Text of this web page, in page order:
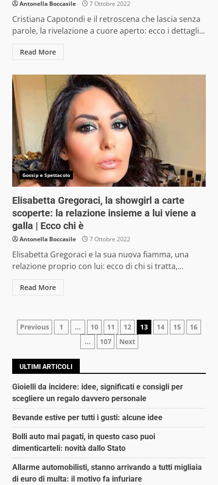
Antonella Boccasile 7 Ottobre 2022
Cristiana Capotondi e il retroscena che lascia senza
parole, la rivelazione a cuore aperto: ecco i dettagli...
Read More
Gossip e Spettacolo
Elisabetta Gregoraci, la showgirl a carte
scoperte: la relazione insieme a lui viene a
galla | Ecco chi è
Antonella Boccasile 7 Ottobre 2022
Elisabetta Gregoraci e la sua nuova fiamma, una
relazione proprio con lui: ecco di chi si tratta,...
Read More
Navigazione
Previous 1 … 10 11 12 13 14 15
16
…
107 Next
ULTIMI ARTICOLI
Gioielli da incidere: idee, significati e consigli per
scegliere un regalo davvero personale
Bevande estive per tutti i gusti: alcune idee
Bolli auto mai pagati, in questo caso puoi
dimenticarteli: novità dallo Stato
Allarme automobilisti, stanno arrivando a tutti migliaia
di euro di multa: il motivo fa infuriare